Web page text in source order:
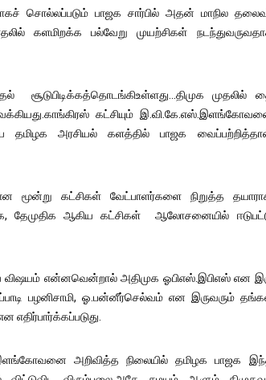
சொல்லப்படும் பாஜக சார்பில் அதன் மாநில
களமிறக்க பல்வேறு முயற்சிகள்
சூடுபிடிக்கத்தொடங்கிஉள்ளது...திமுக முதலில்
கட்சியும்
தமிழக அரசியல் களத்தில் பாஜக
மூன்று கட்சிகள் வேட்பாளர்களை நிறுத்த
தேமுதிக ஆகிய கட்சிகள் ஆலோசனையில்
விஷயம் என்னவென்றால் அதிமுக ஓபிஎஸ்.இபிஎஸ் என
பழனிசாமி, ஓ.பன்னீர்செல்வம் என இருவரும்
அறிவித்த நிலையில் தமிழக பாஜக